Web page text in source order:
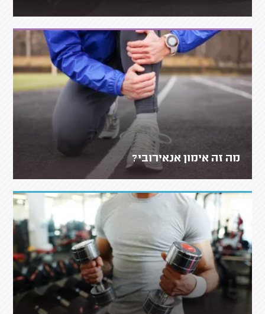
מה זה אימון אנאירובי?